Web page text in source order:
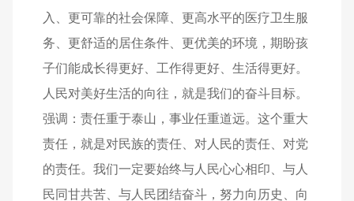
入、更可靠的社会保障、更高水平的医疗卫生服
务、更舒适的居住条件、更优美的环境，期盼孩
子们能成长得更好、工作得更好、生活得更好。
人民对美好生活的向往，就是我们的奋斗目标。
强调：责任重于泰山，事业任重道远。这个重大
责任，就是对民族的责任、对人民的责任、对党
的责任。我们一定要始终与人民心心相印、与人
民同甘共苦、与人民团结奋斗，努力向历史、向